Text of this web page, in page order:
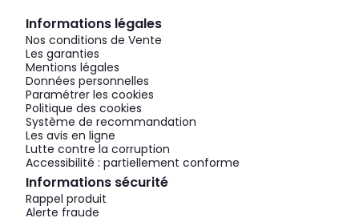
Informations légales
Nos conditions de Vente
Les garanties
Mentions légales
Données personnelles
Paramétrer les cookies
Politique des cookies
Système de recommandation
Les avis en ligne
Lutte contre la corruption
Accessibilité : partiellement conforme
Informations sécurité
Rappel produit
Alerte fraude